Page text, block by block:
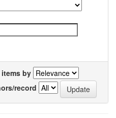
by
record